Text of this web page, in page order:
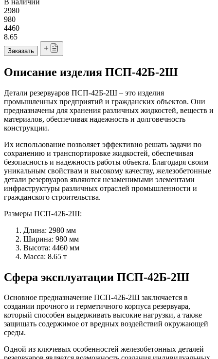
2980
980
4460
8.65
Заказать
Описание изделия ПСП-42Б-2Ш
Детали резервуаров ПСП-42Б-2Ш – это изделия
промышленных предприятий и гражданских объектов. Они
предназначены для хранения различных жидкостей, веществ и
материалов, обеспечивая надежность и долговечность
конструкции.
Их использование позволяет эффективно решать задачи по
сохранению и транспортировке жидкостей, обеспечивая
безопасность и надежность работы объекта. Благодаря своим
уникальным свойствам и высокому качеству, железобетонные
детали резервуаров являются незаменимыми элементами
инфраструктуры различных отраслей промышленности и
гражданского строительства.
Размеры ПСП-42Б-2Ш:
Длина: 2980 мм
Ширина: 980 мм
Высота: 4460 мм
Масса: 8.65 т
Сфера эксплуатации ПСП-42Б-2Ш
Основное предназначение ПСП-42Б-2Ш заключается в
создании прочного и герметичного корпуса резервуара,
который способен выдерживать высокие нагрузки, а также
защищать содержимое от вредных воздействий окружающей
среды.
Одной из ключевых особенностей железобетонных деталей